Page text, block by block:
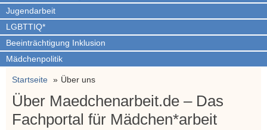
Jugendarbeit
LGBTTIQ*
Beeinträchtigung Inklusion
Mädchenpolitik
Startseite Über uns
Über Maedchenarbeit.de – Das
Fachportal für Mädchen*arbeit